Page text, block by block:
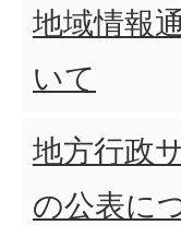
地域情報
いて
地方行政
の公表に